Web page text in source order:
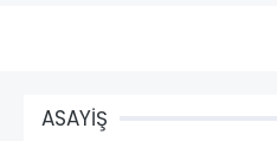
ASAYİŞ